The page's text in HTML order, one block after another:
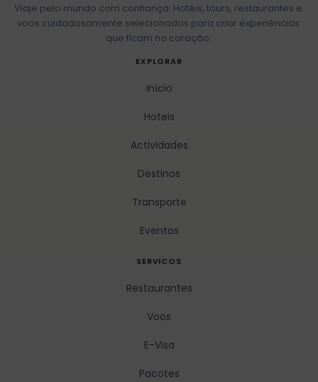
Viaje pelo mundo com confiança. Hotéis, tours, restaurantes e
voos cuidadosamente selecionados para criar experiências
que ficam no coração.
EXPLORAR
Início
Hoteis
Actividades
Destinos
Transporte
Eventos
SERVICOS
Restaurantes
Voos
E-Visa
Pacotes